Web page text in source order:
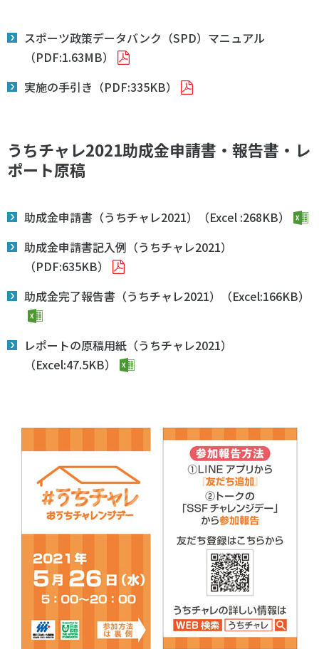
スポーツ政策データバンク（SPD）マニュアル
（PDF:1.63MB）
実施の手引き（PDF:335KB）
うちチャレ2021助成金申請書・報告書・レ
ポート原稿
助成金申請書（うちチャレ2021）（Excel :268KB）
助成金申請書記入例（うちチャレ2021）
（PDF:635KB）
助成金完了報告書（うちチャレ2021）（Excel:166KB）
レポートの原稿用紙（うちチャレ2021）
（Excel:47.5KB）